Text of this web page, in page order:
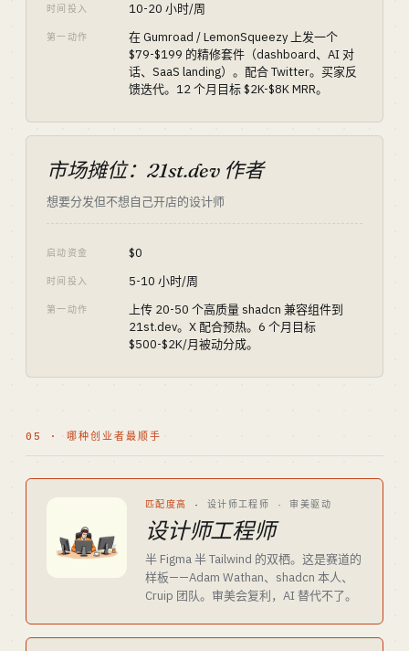
时间投入 10-20 小时/周
第一动作
在 Gumroad / LemonSqueezy 上发一个
$79-$199 的精修套件（dashboard、AI 对
话、SaaS landing）。配合 Twitter。买家反
馈迭代。12 个月目标 $2K-$8K MRR。
市场摊位：21st.dev 作者
想要分发但不想自己开店的设计师
启动资金 $0
时间投入 5-10 小时/周
第一动作
上传 20-50 个高质量 shadcn 兼容组件到
21st.dev。X 配合预热。6 个月目标
$500-$2K/月被动分成。
05 · 哪种创业者最顺手
匹配度高 · 设计师工程师 · 审美驱动
设计师工程师
半 Figma 半 Tailwind 的双栖。这是赛道的
样板——Adam Wathan、shadcn 本人、
Cruip 团队。审美会复利，AI 替代不了。